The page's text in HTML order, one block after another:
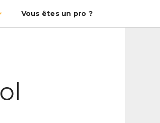
Vous êtes un pro ?